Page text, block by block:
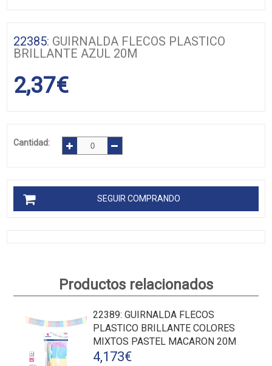
22385: GUIRNALDA FLECOS PLASTICO
BRILLANTE AZUL 20M
2,37€
Cantidad:
SEGUIR COMPRANDO
Productos relacionados
22389: GUIRNALDA FLECOS
PLASTICO BRILLANTE COLORES
MIXTOS PASTEL MACARON 20M
4,173€